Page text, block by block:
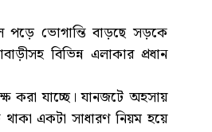
পড়ে ভোগান্তি বাড়ছে সড়কে
বিভিন্ন এলাকার প্রধান
করা যাচ্ছে। যানজটে অহসায়
থাকা একটা সাধারণ নিয়ম হয়ে